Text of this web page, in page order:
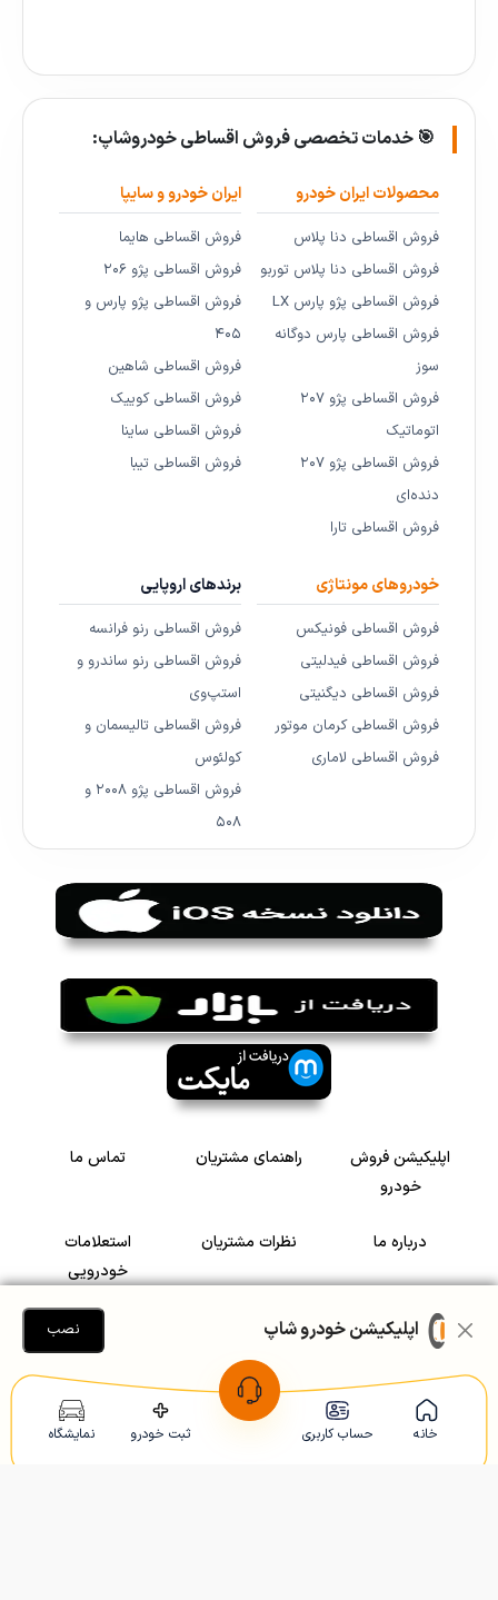
خانه حساب کاربری ثبت خودرو نمایشگاه
🎯 خدمات تخصصی فروش اقساطی خودروشاپ:
محصولات ایران خودرو
فروش اقساطی دنا پلاس
فروش اقساطی دنا پلاس توربو
فروش اقساطی پژو پارس LX
فروش اقساطی پارس دوگانه
سوز
فروش اقساطی پژو ۲۰۷
اتوماتیک
فروش اقساطی پژو ۲۰۷
دنده‌ای
فروش اقساطی تارا
ایران خودرو و سایپا
فروش اقساطی هایما
فروش اقساطی پژو ۲۰۶
فروش اقساطی پژو پارس و
۴۰۵
فروش اقساطی شاهین
فروش اقساطی کوییک
فروش اقساطی ساینا
فروش اقساطی تیبا
خودروهای مونتاژی
فروش اقساطی فونیکس
فروش اقساطی فیدلیتی
فروش اقساطی دیگنیتی
فروش اقساطی کرمان موتور
فروش اقساطی لاماری
برندهای اروپایی
فروش اقساطی رنو فرانسه
فروش اقساطی رنو ساندرو و
استپ‌وی
فروش اقساطی تالیسمان و
کولئوس
فروش اقساطی پژو ۲۰۰۸ و
۵۰۸
اپلیکیشن فروش
خودرو
راهنمای مشتریان تماس ما
درباره ما نظرات مشتریان
استعلامات
خودرویی
سرمایه گذاری در
رضایت مشتریان
Copyright © 2005-2026 Khodroshop.ir
اپلیکیشن خودرو شاپ نصب